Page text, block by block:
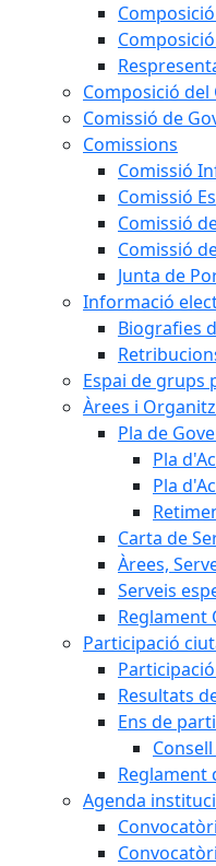
Composició del
Comissió de
Comissions
Comissió
Comissió
Comissió
Comissió
Junta de
Informació
Biografies
Espai de grups
Àrees i
Pla de
Pla
Pla
Carta de
Àrees,
Serveis
Reglament
Participació
Resultats
Ens de
Reglament
Agenda